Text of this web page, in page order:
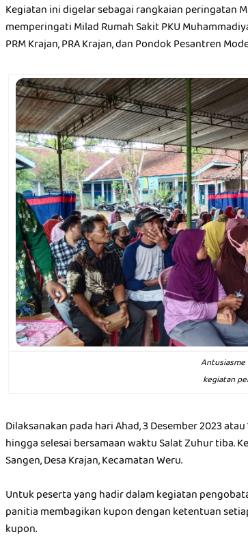
Kegiatan ini digelar sebagai rangkaian peringatan
memperingati Milad Rumah Sakit PKU
PRM Krajan, PRA Krajan, dan Pondok Pesantren
kegiatan
Dilaksanakan pada hari Ahad, 3 Desember 2023
hingga selesai bersamaan waktu Salat Zuhur tiba.
Sangen, Desa Krajan, Kecamatan Weru.
Untuk peserta yang hadir dalam kegiatan
panitia membagikan kupon dengan ketentuan
kupon.